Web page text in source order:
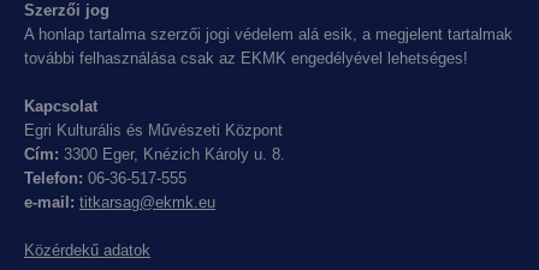
Szerzői jog
A honlap tartalma szerzői jogi védelem alá esik, a megjelent tartalmak
további felhasználása csak az EKMK engedélyével lehetséges!
Kapcsolat
Egri Kulturális és Művészeti Központ
Cím: 3300 Eger, Knézich Károly u. 8.
Telefon: 06-36-517-555
e-mail: titkarsag@ekmk.eu
Közérdekű adatok